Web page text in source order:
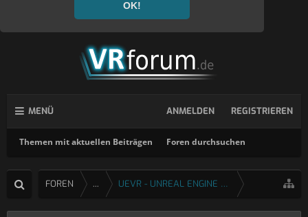
OK!
MENÜ
Themen mit aktuellen Beiträgen Foren durchsuchen
ANMELDEN REGISTRIEREN
FOREN ... UEVR - UNREAL ENGINE 4 & 5 VR INJEKTOR